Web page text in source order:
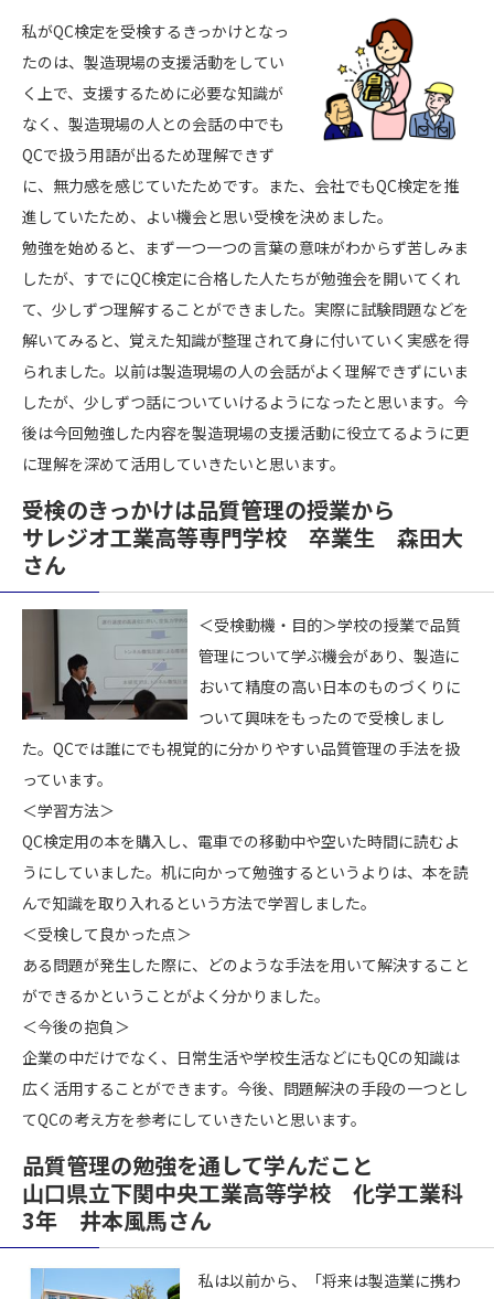
私がQC検定を受検するきっかけとなっ
たのは、製造現場の支援活動をしてい
く上で、支援するために必要な知識が
なく、製造現場の人との会話の中でも
QCで扱う用語が出るため理解できず
に、無力感を感じていたためです。また、会社でもQC検定を推
進していたため、よい機会と思い受検を決めました。
勉強を始めると、まず一つ一つの言葉の意味がわからず苦しみま
したが、すでにQC検定に合格した人たちが勉強会を開いてくれ
て、少しずつ理解することができました。実際に試験問題などを
解いてみると、覚えた知識が整理されて身に付いていく実感を得
られました。以前は製造現場の人の会話がよく理解できずにいま
したが、少しずつ話についていけるようになったと思います。今
後は今回勉強した内容を製造現場の支援活動に役立てるように更
に理解を深めて活用していきたいと思います。
受検のきっかけは品質管理の授業から
サレジオ工業高等専門学校 卒業生 森田大
さん
＜受検動機・目的＞学校の授業で品質
管理について学ぶ機会があり、製造に
おいて精度の高い日本のものづくりに
ついて興味をもったので受検しまし
た。QCでは誰にでも視覚的に分かりやすい品質管理の手法を扱
っています。
＜学習方法＞
QC検定用の本を購入し、電車での移動中や空いた時間に読むよ
うにしていました。机に向かって勉強するというよりは、本を読
んで知識を取り入れるという方法で学習しました。
＜受検して良かった点＞
ある問題が発生した際に、どのような手法を用いて解決すること
ができるかということがよく分かりました。
＜今後の抱負＞
企業の中だけでなく、日常生活や学校生活などにもQCの知識は
広く活用することができます。今後、問題解決の手段の一つとし
てQCの考え方を参考にしていきたいと思います。
品質管理の勉強を通して学んだこと
山口県立下関中央工業高等学校 化学工業科
3年 井本風馬さん
私は以前から、「将来は製造業に携わ